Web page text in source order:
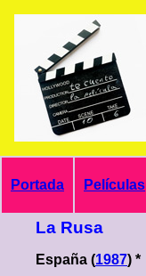
Portada Películas
La Rusa
España (1987) *